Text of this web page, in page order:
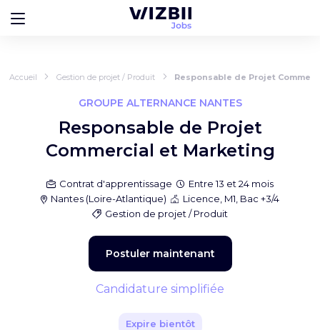
Accueil Gestion de projet / Produit Responsable de Projet
GROUPE ALTERNANCE NANTES
Responsable de Projet
Commercial et Marketing
Contrat d'apprentissage
Entre 13 et 24 mois
Nantes (Loire-Atlantique)
Licence, M1, Bac +3/4
Gestion de projet / Produit
Postuler maintenant
Candidature simplifiée
Expire bientôt